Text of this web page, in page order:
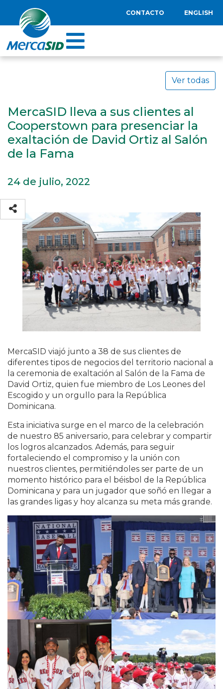
CONTACTO ENGLISH
Ver todas
MercaSID lleva a sus clientes al
Cooperstown para presenciar la
exaltación de David Ortiz al Salón
de la Fama
24 de julio, 2022
MercaSID viajó junto a 38 de sus clientes de
diferentes tipos de negocios del territorio nacional a
la ceremonia de exaltación al Salón de la Fama de
David Ortiz, quien fue miembro de Los Leones del
Escogido y un orgullo para la República
Dominicana.
Esta iniciativa surge en el marco de la celebración
de nuestro 85 aniversario, para celebrar y compartir
los logros alcanzados. Además, para seguir
fortaleciendo el compromiso y la unión con
nuestros clientes, permitiéndoles ser parte de un
momento histórico para el béisbol de la República
Dominicana y para un jugador que soñó en llegar a
las grandes ligas y hoy alcanza su meta más grande.